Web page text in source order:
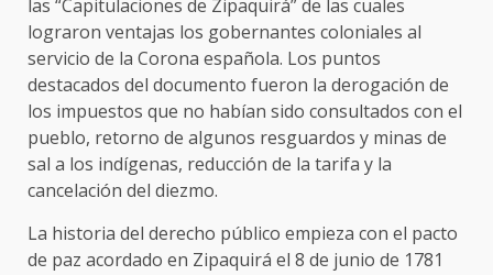
las “Capitulaciones de Zipaquirá” de las cuales
lograron ventajas los gobernantes coloniales al
servicio de la Corona española. Los puntos
destacados del documento fueron la derogación de
los impuestos que no habían sido consultados con el
pueblo, retorno de algunos resguardos y minas de
sal a los indígenas, reducción de la tarifa y la
cancelación del diezmo.
La historia del derecho público empieza con el pacto
de paz acordado en Zipaquirá el 8 de junio de 1781